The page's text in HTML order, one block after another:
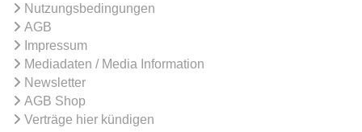
Nutzungsbedingungen
AGB
Impressum
Mediadaten / Media Information
Newsletter
AGB Shop
Verträge hier kündigen